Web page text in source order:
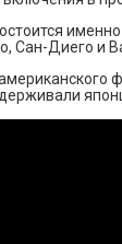
Сан-Диего и